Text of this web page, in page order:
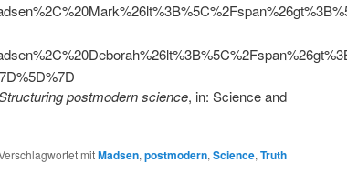
postmodern science, in: Science and
mitMadsen, postmodern, Science, Truth